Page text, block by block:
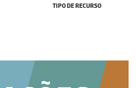
TIPO DE RECURSO